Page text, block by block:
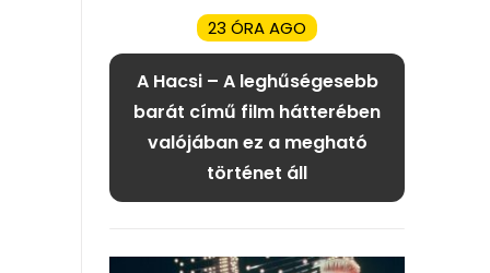
23 ÓRA AGO
A Hacsi – A leghűségesebb
barát című film hátterében
valójában ez a megható
történet áll